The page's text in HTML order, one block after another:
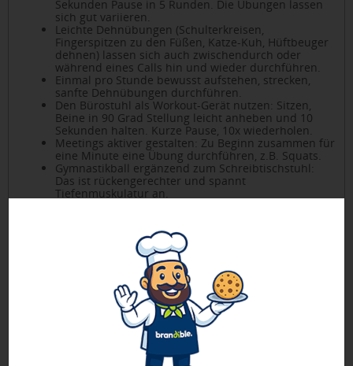
Sekunden Pause in 5 Runden. Die Übungen lassen
sich gut variieren.
Leichte Dehnübungen (Schulterkreisen,
Fingerspitzen zu den Füßen, Katze-Kuh, Hüftbeuger
dehnen) lassen sich auch zwischendurch oder
während eines Calls hin und wieder durchführen.
Einmal pro Stunde bewusst aufstehen, strecken,
sanfte Dehnübungen durchführen.
Den Bürostuhl als Workout-Gerät nutzen: Sitzen,
Beine in 90 Grad Stellung leicht anheben und 10
Sekunden halten. Kurze Pause, 10x wiederholen.
Meetings aktiver gestalten: Zu Beginn zusammen für
eine Minute eine Übung durchführen, z.B. Squats.
Gymnastikball ergänzend zum Schreibtischstuhl:
Das ist rückengerechter und spannt
Tiefenmuskulatur an.